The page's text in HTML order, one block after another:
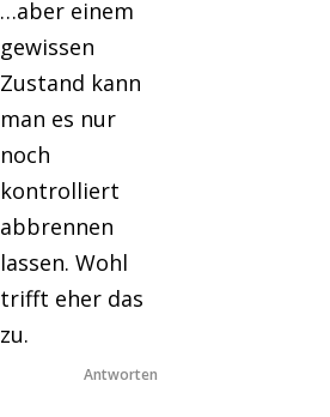
…aber einem
gewissen
Zustand kann
man es nur
noch
kontrolliert
abbrennen
lassen. Wohl
trifft eher das
zu.
Antworten